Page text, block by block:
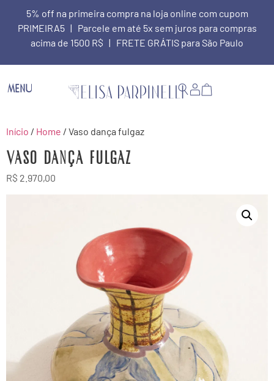
5% off na primeira compra na loja online com cupom
PRIMEIRA5 | Parcele em até 5x sem juros para compras
acima de 1500 R$ | FRETE GRÁTIS para São Paulo
MENU
Início / Home / Vaso dança fulgaz
Vaso dança fulgaz
R$ 2.970,00